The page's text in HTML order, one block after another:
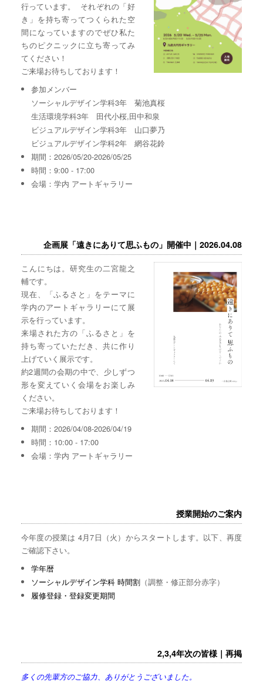
行っています。 それぞれの「好
き」を持ち寄ってつくられた空
間になっていますのでぜひ私た
ちのピクニックに立ち寄ってみ
てください！
ご来場お待ちしております！
参加メンバー
ソーシャルデザイン学科3年 菊池真桜
生活環境学科3年 田代小桜,田中和泉
ビジュアルデザイン学科3年 山口夢乃
ビジュアルデザイン学科2年 網谷花鈴
期間：2026/05/20-2026/05/25
時間：9:00 - 17:00
会場：学内 アートギャラリー
企画展「遠きにありて思ふもの」開催中｜2026.04.08
こんにちは。研究生の二宮龍之
輔です。
現在、「ふるさと」をテーマに
学内のアートギャラリーにて展
示を行っています。
来場された方の「ふるさと」を
持ち寄っていただき、共に作り
上げていく展示です。
約2週間の会期の中で、少しずつ
形を変えていく会場をお楽しみ
ください。
ご来場お待ちしております！
期間：2026/04/08-2026/04/19
時間：10:00 - 17:00
会場：学内 アートギャラリー
授業開始のご案内
今年度の授業は 4月7日（火）からスタートします。以下、再度
ご確認下さい。
学年暦
ソーシャルデザイン学科 時間割 （調整・修正部分赤字）
履修登録・登録変更期間
2,3,4年次の皆様｜再掲
多くの先輩方のご協力、ありがとうございました。